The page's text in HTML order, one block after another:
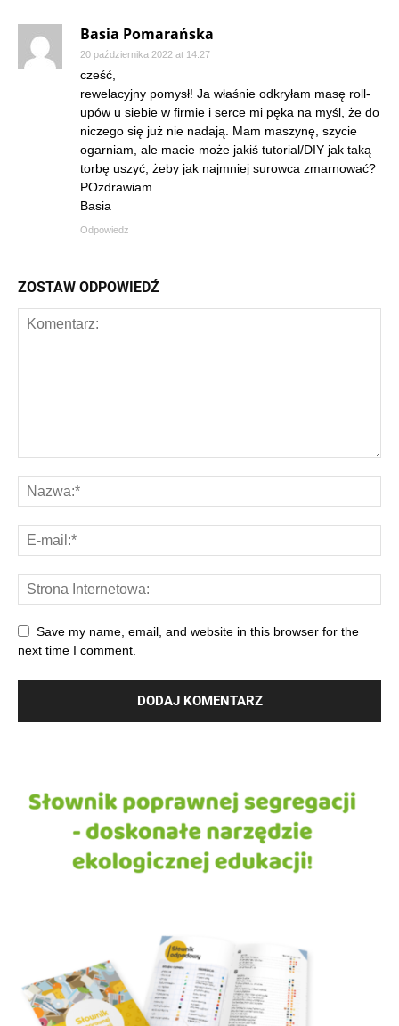
Basia Pomarańska
20 października 2022 at 14:27
cześć,
rewelacyjny pomysł! Ja właśnie odkryłam masę roll-
upów u siebie w firmie i serce mi pęka na myśl, że do
niczego się już nie nadają. Mam maszynę, szycie
ogarniam, ale macie może jakiś tutorial/DIY jak taką
torbę uszyć, żeby jak najmniej surowca zmarnować?
POzdrawiam
Basia
Odpowiedz
ZOSTAW ODPOWIEDŹ
Save my name, email, and website in this browser for the
next time I comment.